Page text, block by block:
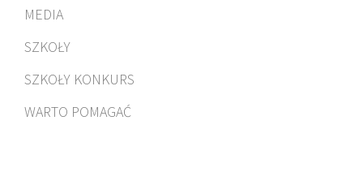
MEDIA
SZKOŁY
SZKOŁY KONKURS
WARTO POMAGAĆ